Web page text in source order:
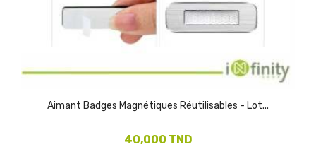
Aimant Badges Magnétiques Réutilisables - Lot...
40,000 TND